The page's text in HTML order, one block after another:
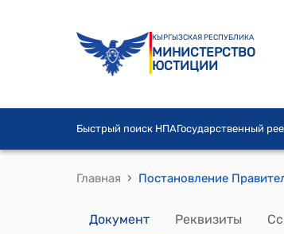
КЫРГЫЗСКАЯ РЕСПУБЛИКА
МИНИСТЕРСТВО
ЮСТИЦИИ
Быстрый поиск НПАГосударственный
Главная ›
Документ Реквизиты